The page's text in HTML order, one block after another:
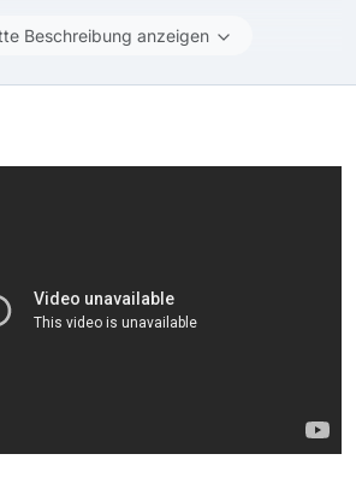
Beschreibung anzeigen